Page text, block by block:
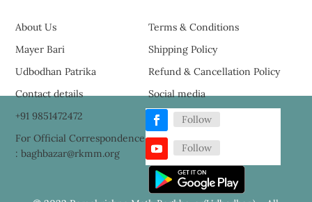
About Us
Mayer Bari
Udbodhan Patrika
Terms & Conditions
Shipping Policy
Refund & Cancellation Policy
Contact details
+91 9851472472
For Official Correspondence
: baghbazar@rkmm.org
Social media
Follow
Follow